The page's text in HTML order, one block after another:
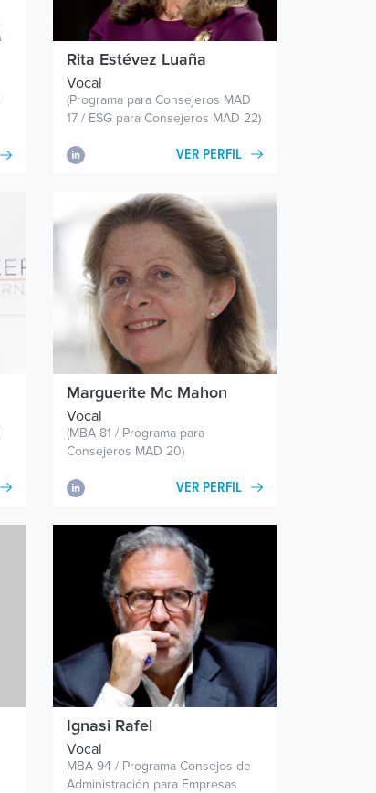
Rita Estévez Luaña
Vocal
(Programa para Consejeros MAD
17 / ESG para Consejeros MAD 22)
VER PERFIL
Marguerite Mc Mahon
Vocal
(MBA 81 / Programa para
Consejeros MAD 20)
VER PERFIL
Ignasi Rafel
Vocal
MBA 94 / Programa Consejos de
Administración para Empresas